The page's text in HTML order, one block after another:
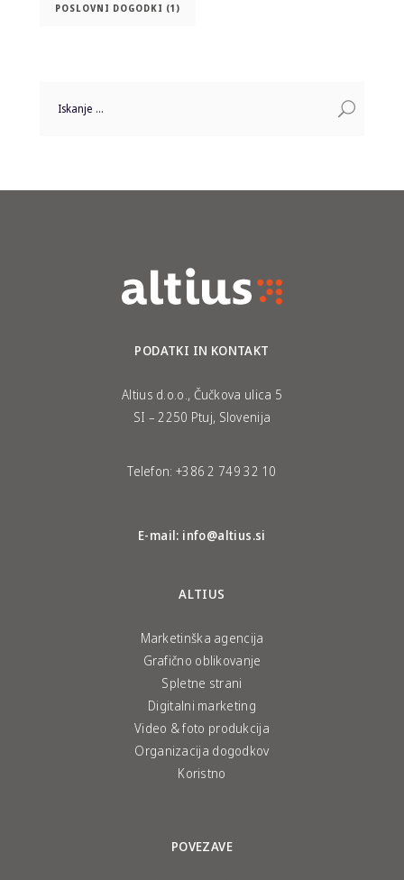
POSLOVNI DOGODKI (1)
PODATKI IN KONTAKT
Altius d.o.o., Čučkova ulica 5
SI – 2250 Ptuj, Slovenija
Telefon: +386 2 749 32 10
E-mail: info@altius.si
ALTIUS
Marketinška agencija
Grafično oblikovanje
Spletne strani
Digitalni marketing
Video & foto produkcija
Organizacija dogodkov
Koristno
POVEZAVE